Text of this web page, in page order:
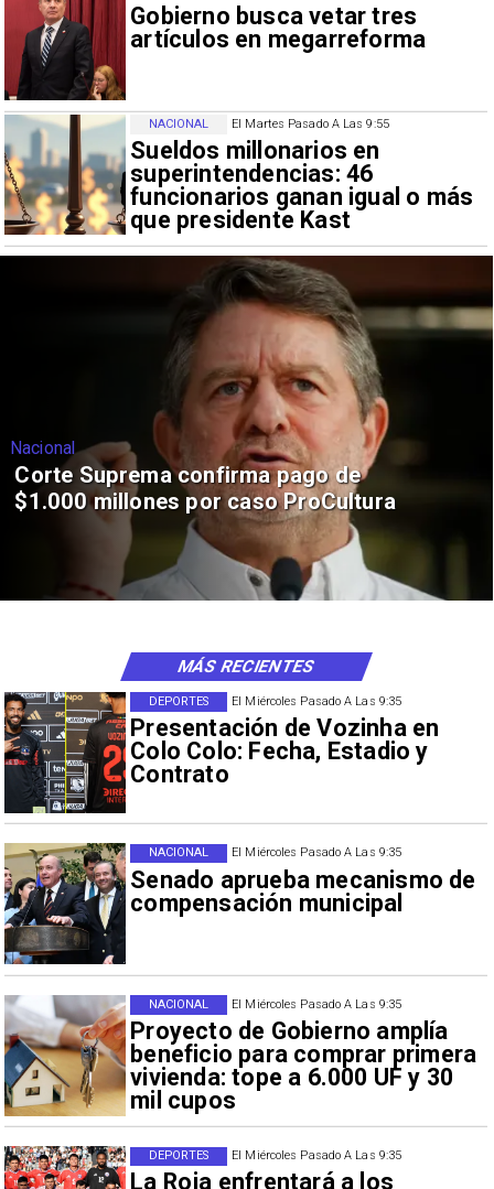
Gobierno busca vetar tres
artículos en megarreforma
El Martes Pasado A Las 9:55
Sueldos millonarios en
superintendencias: 46
funcionarios ganan igual o más
que presidente Kast
NACIONAL
Nacional
Corte Suprema confirma pago de
$1.000 millones por caso ProCultura
El Miércoles Pasado A Las 9:35
Presentación de Vozinha en
Colo Colo: Fecha, Estadio y
Contrato
DEPORTES
El Miércoles Pasado A Las 9:35
Senado aprueba mecanismo de
compensación municipal
NACIONAL
El Miércoles Pasado A Las 9:35
Proyecto de Gobierno amplía
beneficio para comprar primera
vivienda: tope a 6.000 UF y 30
mil cupos
NACIONAL
El Miércoles Pasado A Las 9:35
La Roja enfrentará a los
DEPORTES
MÁS RECIENTES